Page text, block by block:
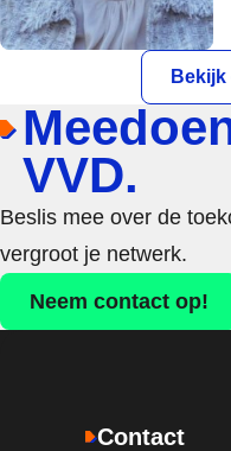
Bekijk
VVD.
Beslis mee over de
vergroot je netwerk.
Neem contact op!
Contact